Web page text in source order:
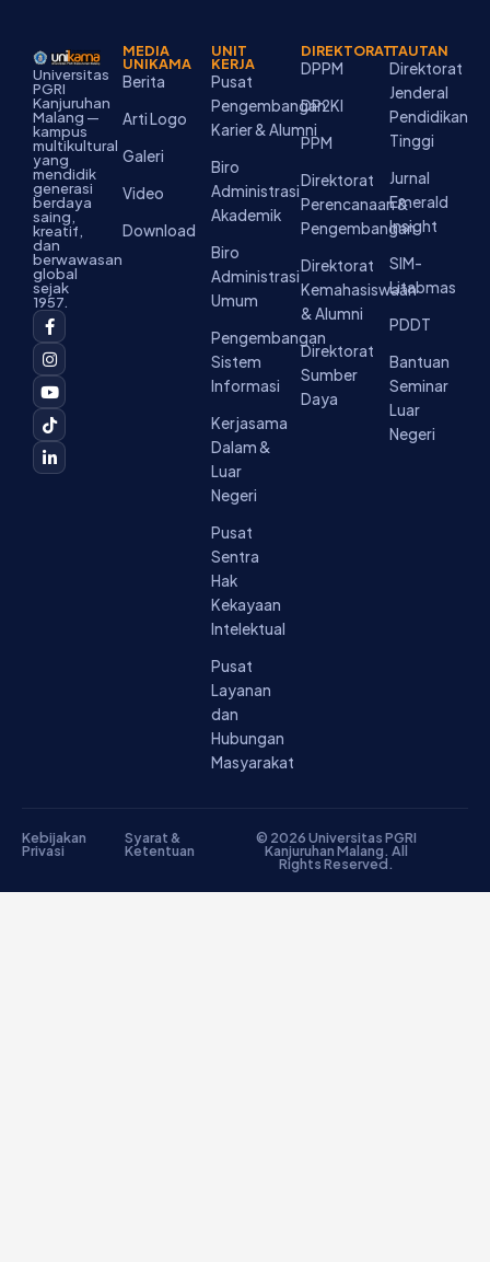
Universitas
PGRI
Kanjuruhan
Malang —
kampus
multikultural
yang
mendidik
generasi
berdaya
saing,
kreatif,
dan
berwawasan
global
sejak
1957.
F
a
c
e
b
o
o
k
-
f
I
n
s
t
a
g
r
a
m
Y
o
u
t
u
b
e
T
i
k
t
o
k
L
i
n
k
e
d
i
n
-
i
MEDIA
UNIKAMA
Berita
Arti Logo
Galeri
Video
Download
UNIT
KERJA
Pusat
Pengembangan
Karier & Alumni
Biro
Administrasi
Akademik
Biro
Administrasi
Umum
Pengembangan
Sistem
Informasi
Kerjasama
Dalam &
Luar
Negeri
Pusat
Sentra
Hak
Kekayaan
Intelektual
Pusat
Layanan
dan
Hubungan
Masyarakat
DIREKTORAT
DPPM
DP2KI
PPM
Direktorat
Perencanaan &
Pengembangan
Direktorat
Kemahasiswaan
& Alumni
Direktorat
Sumber
Daya
TAUTAN
Direktorat
Jenderal
Pendidikan
Tinggi
Jurnal
Emerald
Insight
SIM-
Litabmas
PDDT
Bantuan
Seminar
Luar
Negeri
© 2026 Universitas PGRI
Kanjuruhan Malang. All
Rights Reserved.
Kebijakan
Privasi
Syarat &
Ketentuan